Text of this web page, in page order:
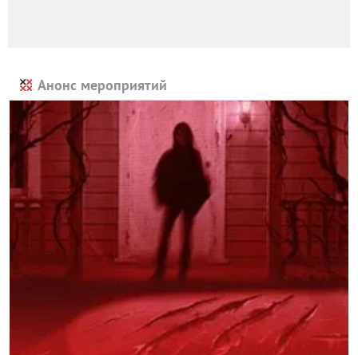
Анонс мероприятий